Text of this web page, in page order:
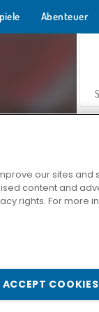
Abenteuer
our sites and
content and
rights. For more
ACCEPT COOKIES